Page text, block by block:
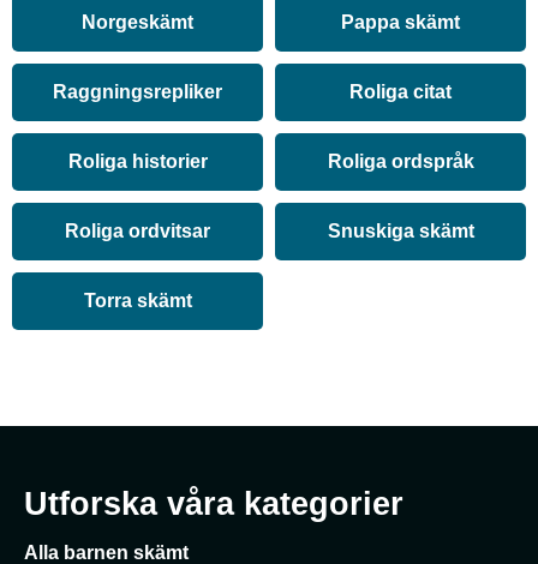
Norgeskämt Pappa skämt
Raggningsrepliker Roliga citat
Roliga historier Roliga ordspråk
Roliga ordvitsar Snuskiga skämt
Torra skämt
Utforska våra kategorier
Alla barnen skämt